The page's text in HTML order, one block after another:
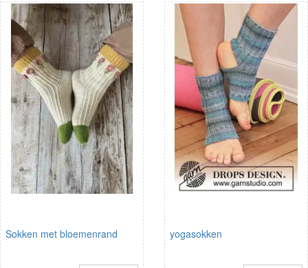
Sokken met bloemenrand yogasokken